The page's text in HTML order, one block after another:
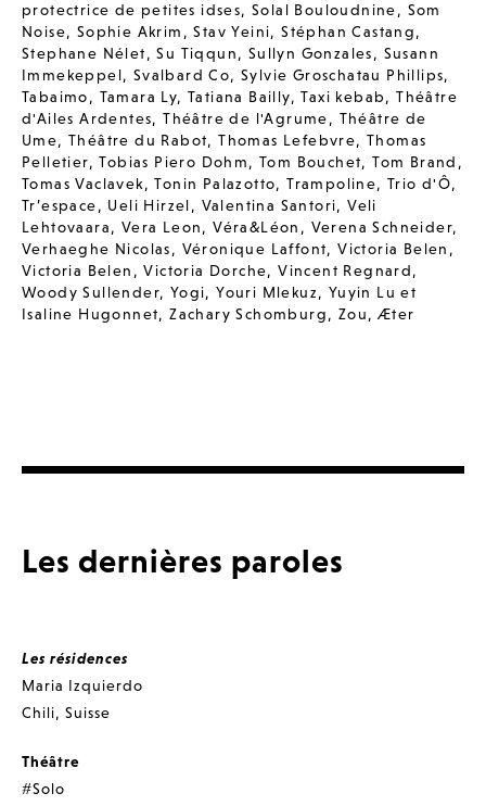
protectrice de petites idses,Solal Bouloudnine, Som
Noise, Sophie Akrim ,Stav Yeini,Stéphan Castang,
Stephane Nélet,Su Tiqqun, Sullyn Gonzales, Susann
Immekeppel, Svalbard Co,Sylvie Groschatau Phillips,
Tabaimo, Tamara Ly,Tatiana Bailly,Taxi kebab,Théâtre
d'Ailes Ardentes,Théâtre de l'Agrume, Théâtre de
Ume,Théâtre du Rabot,Thomas Lefebvre,Thomas
Pelletier,Tobias Piero Dohm,Tom Bouchet,Tom Brand ,
Tomas Vaclavek,Tonin Palazotto,Trampoline,Trio d'Ô,
Tr’espace, Ueli Hirzel, Valentina Santori,Veli
Lehtovaara, Vera Leon,Véra&Léon , Verena Schneider,
Verhaeghe Nicolas, Véronique Laffont,Victoria Belen ,
Victoria Belen ,Victoria Dorche,Vincent Regnard,
Woody Sullender, Yogi,Youri Mlekuz, Yuyin Lu et
Isaline Hugonnet,Zachary Schomburg, Zou, Æter
Les dernières paroles
Les résidences
Maria Izquierdo
Chili, Suisse
Théâtre
#Solo